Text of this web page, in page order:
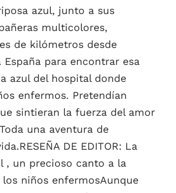
azul, junto a sus
multicolores,
de kilómetros desde
España para encontrar esa
azul del hospital donde
enfermos. Pretendían
sintieran la fuerza del amor
una aventura de
DE EDITOR: La
, un precioso canto a la
los niños enfermosAunque